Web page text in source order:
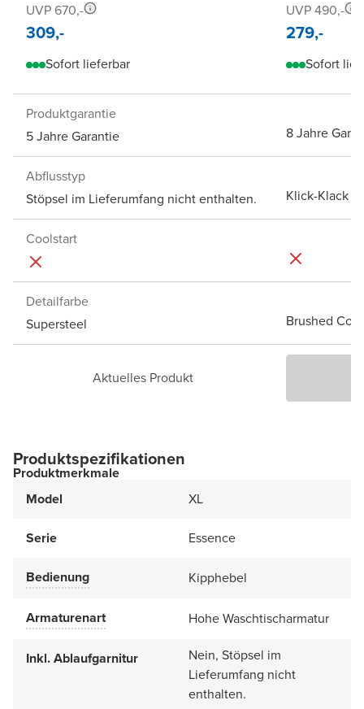
UVP 670,-
309,-
Sofort lieferbar
UVP 490,-
279,-
Sofort
Produktgarantie
5 Jahre Garantie
8 Jahre
Abflusstyp
Stöpsel im Lieferumfang nicht enthalten.
Klick-Klack
Coolstart
Detailfarbe
Supersteel
Brushed
Aktuelles Produkt
Produktspezifikationen
Produktmerkmale
Model
XL
Serie Essence
Bedienung Kipphebel
Armaturenart Hohe Waschtischarmatur
Inkl. Ablaufgarnitur
Nein, Stöpsel im
Lieferumfang nicht
enthalten.